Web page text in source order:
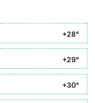
+28°
+29°
+30°